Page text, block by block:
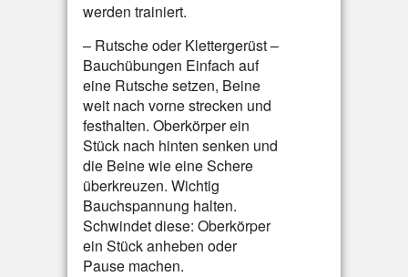
werden trainiert.
– Rutsche oder Klettergerüst –
Bauchübungen Einfach auf
eine Rutsche setzen, Beine
weit nach vorne strecken und
festhalten. Oberkörper ein
Stück nach hinten senken und
die Beine wie eine Schere
überkreuzen. Wichtig
Bauchspannung halten.
Schwindet diese: Oberkörper
ein Stück anheben oder
Pause machen.